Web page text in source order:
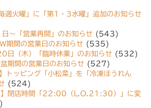
週火曜」に「第1・3水曜」追加のお知らせ
〜「営業再開」のお知らせ (543)
期間の営業日のお知らせ (535)
日（木）「臨時休業」のお知らせ (532)
期間の営業日のお知らせ (527)
トッピング「小松菜」を「冷凍ほうれん
(524)
】閉店時間「22:00（L.O.21:30）」に変